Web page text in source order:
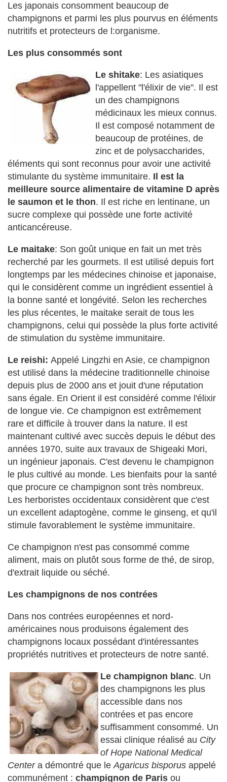
Les japonais consomment beaucoup de
champignons et parmi les plus pourvus en éléments
nutritifs et protecteurs de l:organisme.
Les plus consommés sont
Le shitake: Les asiatiques
l'appellent "l'élixir de vie". Il est
un des champignons
médicinaux les mieux connus.
Il est composé notamment de
beaucoup de protéines, de
zinc et de polysaccharides,
éléments qui sont reconnus pour avoir une activité
stimulante du système immunitaire. Il est la
meilleure source alimentaire de vitamine D après
le saumon et le thon. Il est riche en lentinane, un
sucre complexe qui possède une forte activité
anticancéreuse.
Le maitake: Son goût unique en fait un met très
recherché par les gourmets. Il est utilisé depuis fort
longtemps par les médecines chinoise et japonaise,
qui le considèrent comme un ingrédient essentiel à
la bonne santé et longévité. Selon les recherches
les plus récentes, le maitake serait de tous les
champignons, celui qui possède la plus forte activité
de stimulation du système immunitaire.
Le reishi: Appelé Lingzhi en Asie, ce champignon
est utilisé dans la médecine traditionnelle chinoise
depuis plus de 2000 ans et jouit d'une réputation
sans égale. En Orient il est considéré comme l'élixir
de longue vie. Ce champignon est extrêmement
rare et difficile à trouver dans la nature. Il est
maintenant cultivé avec succès depuis le début des
années 1970, suite aux travaux de Shigeaki Mori,
un ingénieur japonais. C'est devenu le champignon
le plus cultivé au monde. Les bienfaits pour la santé
que procure ce champignon sont très nombreux.
Les herboristes occidentaux considèrent que c'est
un excellent adaptogène, comme le ginseng, et qu'il
stimule favorablement le système immunitaire.
Ce champignon n'est pas consommé comme
aliment, mais on plutôt sous forme de thé, de sirop,
d'extrait liquide ou séché.
Les champignons de nos contrées
Dans nos contrées européennes et nord-
américaines nous produisons également des
champignons locaux possédant d'intéressantes
propriétés nutritives et protecteurs de notre santé.
Le champignon blanc. Un
des champignons les plus
accessible dans nos
contrées et pas encore
suffisamment consommé. Un
essai clinique réalisé au City
of Hope National Medical
Centera démontré que leAgaricus bisporus appelé
communément : champignon de Paris ou